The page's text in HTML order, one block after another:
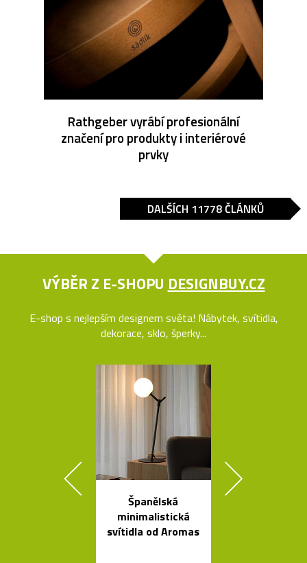
Rathgeber vyrábí profesionální
značení pro produkty i interiérové
prvky
DALŠÍCH 11778 ČLÁNKŮ
VÝBĚR Z E-SHOPU DESIGNBUY.CZ
E-shop s nejlepším designem světa! Nábytek, svítidla,
dekorace, sklo, šperky...
Španělská
minimalistická
svítidla od Aromas